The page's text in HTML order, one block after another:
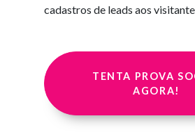
cadastros de leads aos
TENTA PROVA
AGORA!